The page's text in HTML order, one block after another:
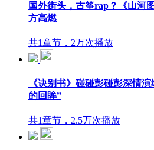
国外街头，古筝rap？《山河
方高燃
共1章节，2万次播放
《诀别书》碰碰彭碰彭深情
的回眸”
共1章节，2.5万次播放